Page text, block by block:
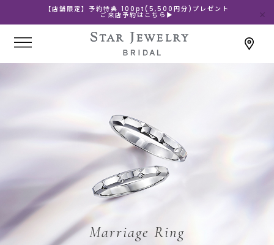
【店舗限定】予約特典 100pt(5,500円分)プレゼント
ご来店予約はこちら▶
Marriage Ring